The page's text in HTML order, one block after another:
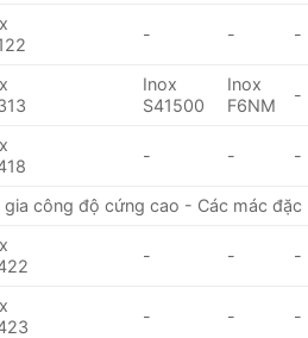
- - -
Inox
S41500
Inox
F6NM
-
- - -
công độ cứng cao - Các mác đặc
- - -
- - -